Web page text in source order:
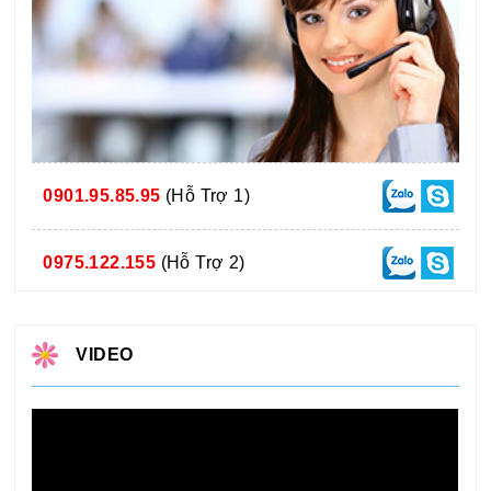
0901.95.85.95 (Hỗ Trợ 1)
0975.122.155 (Hỗ Trợ 2)
VIDEO